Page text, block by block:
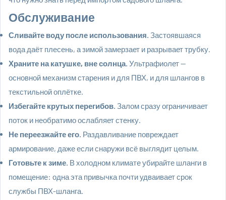
Обслуживание
Сливайте воду после использования. Застоявшаяся
вода даёт плесень, а зимой замерзает и разрывает трубку.
Храните на катушке, вне солнца. Ультрафиолет —
основной механизм старения и для ПВХ, и для шлангов в
текстильной оплётке.
Избегайте крутых перегибов. Залом сразу ограничивает
поток и необратимо ослабляет стенку.
Не переезжайте его. Раздавливание повреждает
армирование, даже если снаружи всё выглядит целым.
Готовьте к зиме. В холодном климате убирайте шланги в
помещение: одна эта привычка почти удваивает срок
службы ПВХ-шланга.